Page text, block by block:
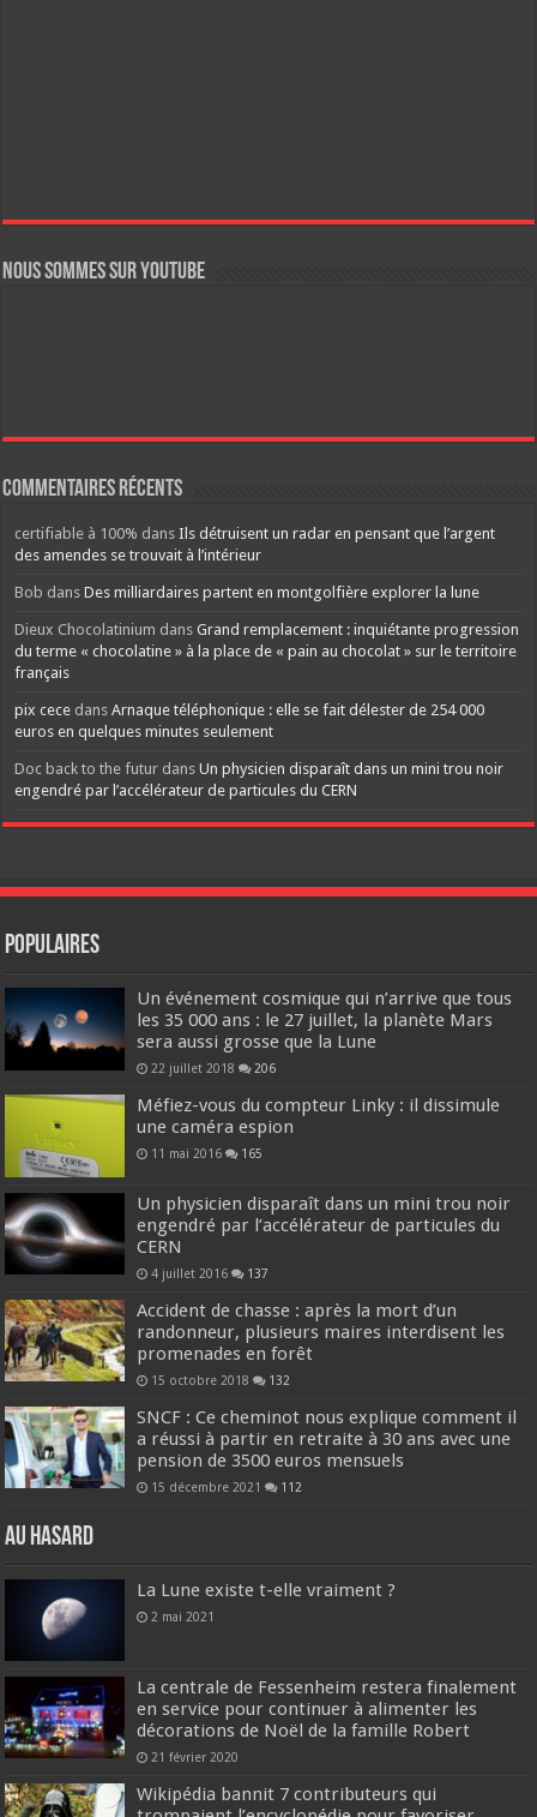
Nous sommes sur YouTube
Commentaires récents
certifiable à 100% dansIls détruisent un radar en pensant que l’argent
des amendes se trouvait à l’intérieur
Bob dansDes milliardaires partent en montgolfière explorer la lune
Dieux Chocolatinium dansGrand remplacement : inquiétante progression
du terme « chocolatine » à la place de « pain au chocolat » sur le territoire
français
pix cece dansArnaque téléphonique : elle se fait délester de 254 000
euros en quelques minutes seulement
Doc back to the futur dansUn physicien disparaît dans un mini trou noir
engendré par l’accélérateur de particules du CERN
Populaires
Un événement cosmique qui n’arrive que tous
les 35 000 ans : le 27 juillet, la planète Mars
sera aussi grosse que la Lune
22 juillet 2018 206
Méfiez-vous du compteur Linky : il dissimule
une caméra espion
11 mai 2016 165
Un physicien disparaît dans un mini trou noir
engendré par l’accélérateur de particules du
CERN
4 juillet 2016 137
Accident de chasse : après la mort d’un
randonneur, plusieurs maires interdisent les
promenades en forêt
15 octobre 2018 132
SNCF : Ce cheminot nous explique comment il
a réussi à partir en retraite à 30 ans avec une
pension de 3500 euros mensuels
15 décembre 2021 112
Au hasard
La Lune existe t-elle vraiment ?
2 mai 2021
La centrale de Fessenheim restera finalement
en service pour continuer à alimenter les
décorations de Noël de la famille Robert
21 février 2020
Wikipédia bannit 7 contributeurs qui